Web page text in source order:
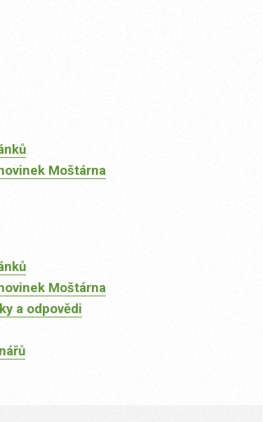
Moštárna
Moštárna
a odpovědi